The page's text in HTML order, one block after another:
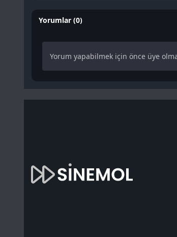
Yorumlar (0)
Yorum yapabilmek için önce üye